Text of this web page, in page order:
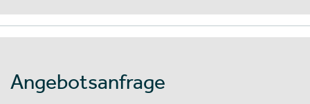
Angebotsanfrage